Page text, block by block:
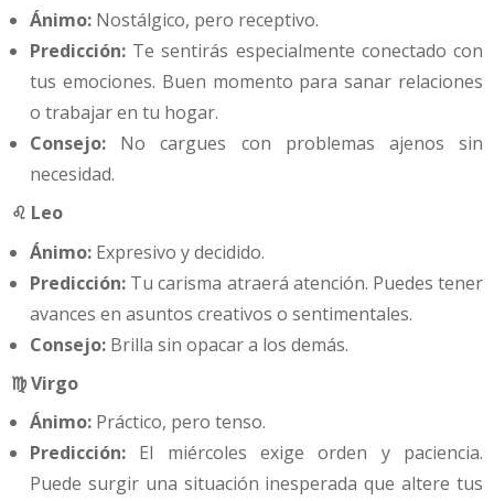
Ánimo: Nostálgico, pero receptivo.
Predicción: Te sentirás especialmente conectado con
tus emociones. Buen momento para sanar relaciones
o trabajar en tu hogar.
Consejo: No cargues con problemas ajenos sin
necesidad.
♌ Leo
Ánimo: Expresivo y decidido.
Predicción: Tu carisma atraerá atención. Puedes tener
avances en asuntos creativos o sentimentales.
Consejo: Brilla sin opacar a los demás.
♍ Virgo
Ánimo: Práctico, pero tenso.
Predicción: El miércoles exige orden y paciencia.
Puede surgir una situación inesperada que altere tus